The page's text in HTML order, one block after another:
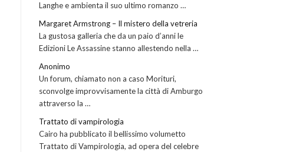
Langhe e ambienta il suo ultimo romanzo …
Margaret Armstrong – Il mistero della vetreria
La gustosa galleria che da un paio d’anni le
Edizioni Le Assassine stanno allestendo nella …
Anonimo
Un forum, chiamato non a caso Morituri,
sconvolge improvvisamente la città di Amburgo
attraverso la …
Trattato di vampirologia
Cairo ha pubblicato il bellissimo volumetto
Trattato di Vampirologia, ad opera del celebre